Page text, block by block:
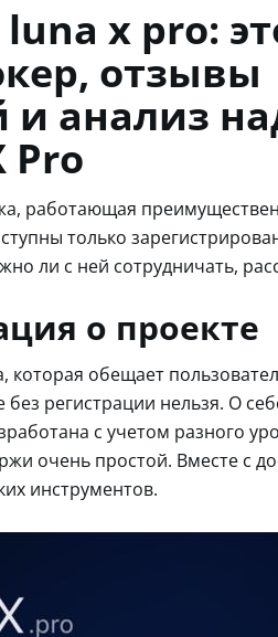
x pro:
отзывы
и анализ
Pro
работающая
только
ли с ней сотрудничать,
о проекте
которая обещает
без регистрации нельзя. О
с учетом разного
очень простой. Вместе с
инструментов.